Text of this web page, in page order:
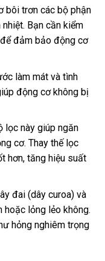
bôi trơn các bộ phận
Bạn cần kiểm
đảm bảo động cơ
làm mát và tình
động cơ không bị
lọc này giúp ngăn
cơ. Thay thế lọc
hơn, tăng hiệu suất
đai (dây curoa) và
hoặc lỏng lẻo không.
hỏng nghiêm trọng